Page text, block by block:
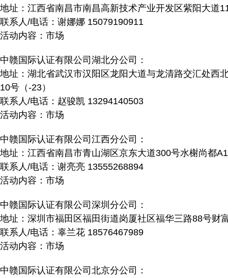
地址：江西省南昌市南昌高新技术产业开发区紫阳大道
联系人/电话：谢娜娜 15079190911
活动内容：市场
中赣国际认证有限公司湖北分公司：
地址：湖北省武汉市汉阳区龙阳大道与龙清路交汇处西
10号（-23）
联系人/电话：赵骏凯 13294140503
活动内容：市场
中赣国际认证有限公司江西分公司：
地址：江西省南昌市青山湖区京东大道300号水榭尚都
联系人/电话：谢亮亮 13555268894
活动内容：市场
中赣国际认证有限公司深圳分公司：
地址：深圳市福田区福田街道岗厦社区福华三路88号财
联系人/电话：辜兰花 18576467989
活动内容：市场
中赣国际认证有限公司北京分公司：